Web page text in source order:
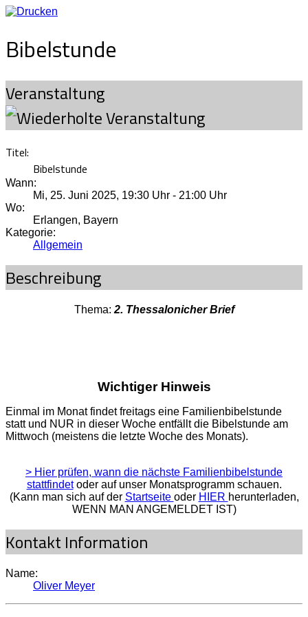
Bibelstunde
Veranstaltung
Titel:
Bibelstunde
Wann:
Mi, 25. Juni 2025, 19:30 Uhr - 21:00 Uhr
Wo:
Erlangen, Bayern
Kategorie:
Allgemein
Beschreibung
Thema: 2. Thessalonicher Brief
Wichtiger Hinweis
Einmal im Monat findet freitags eine Familienbibelstunde
statt und NUR in dieser Woche entfällt die Bibelstunde am
Mittwoch (meistens die letzte Woche des Monats).
> Hier prüfen, wann die nächste Familienbibelstunde
stattfindetoder auf unser Monatsprogramm schauen.
(Kann man sich auf der Startseite oder HIER herunterladen,
WENN MAN ANGEMELDET IST)
Kontakt Information
Name:
Oliver Meyer